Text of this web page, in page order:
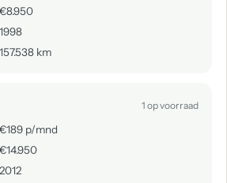
€8.950
1998
157.538 km
1 op voorraad
€189 p/mnd
€14.950
2012